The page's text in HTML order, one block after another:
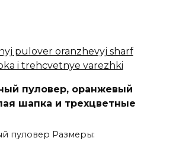
пуловер, оранжевый
шапка и трехцветные
пуловер Размеры: